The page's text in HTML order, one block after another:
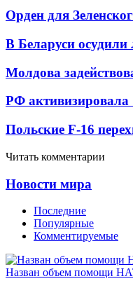
Орден для
В Беларуси
Молдова
РФ
Польские F-16
Читать комментарии
Новости мира
Последние
Популярные
Комментируемые
Назван объем помощи